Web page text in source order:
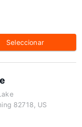
Seleccionar
82718, US